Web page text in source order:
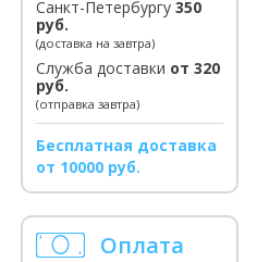
Санкт-Петербургу 350
руб.
(доставка на завтра)
Служба доставки от 320
руб.
(отправка завтра)
Бесплатная доставка
от 10000 руб.
Оплата